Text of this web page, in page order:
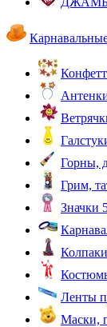
Горны,
Грим,
Значки
Колпаки
Ленты
Маски,